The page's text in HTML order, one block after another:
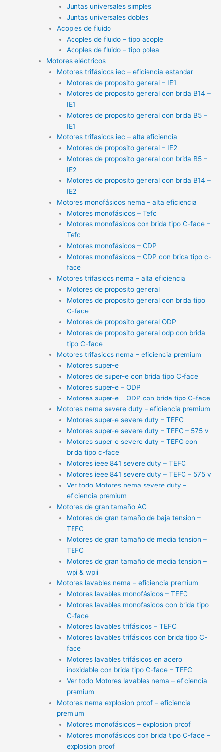
Juntas universales simples
Juntas universales dobles
Acoples de fluido
Acoples de fluido – tipo acople
Acoples de fluido – tipo polea
Motores eléctricos
Motores trifásicos iec – eficiencia estandar
Motores de proposito general – IE1
Motores de proposito general con brida B14 –
IE1
Motores de proposito general con brida B5 –
IE1
Motores trifasicos iec – alta eficiencia
Motores de proposito general – IE2
Motores de proposito general con brida B5 –
IE2
Motores de proposito general con brida B14 –
IE2
Motores monofásicos nema – alta eficiencia
Motores monofásicos – Tefc
Motores monofásicos con brida tipo C-face –
Tefc
Motores monofásicos – ODP
Motores monofásicos – ODP con brida tipo c-
face
Motores trifasicos nema – alta eficiencia
Motores de proposito general
Motores de proposito general con brida tipo
C-face
Motores de proposito general ODP
Motores de proposito general odp con brida
tipo C-face
Motores trifasicos nema – eficiencia premium
Motores super-e
Motores de super-e con brida tipo C-face
Motores super-e – ODP
Motores super-e – ODP con brida tipo C-face
Motores nema severe duty – eficiencia premium
Motores super-e severe duty – TEFC
Motores super-e severe duty – TEFC – 575 v
Motores super-e severe duty – TEFC con
brida tipo c-face
Motores ieee 841 severe duty – TEFC
Motores ieee 841 severe duty – TEFC – 575 v
Ver todo Motores nema severe duty –
eficiencia premium
Motores de gran tamaño AC
Motores de gran tamaño de baja tension –
TEFC
Motores de gran tamaño de media tension –
TEFC
Motores de gran tamaño de media tension –
wpi & wpii
Motores lavables nema – eficiencia premium
Motores lavables monofásicos – TEFC
Motores lavables monofasicos con brida tipo
C-face
Motores lavables trifásicos – TEFC
Motores lavables trifásicos con brida tipo C-
face
Motores lavables trifásicos en acero
inoxidable con brida tipo C-face – TEFC
Ver todo Motores lavables nema – eficiencia
premium
Motores nema explosion proof – eficiencia
premium
Motores monofásicos – explosion proof
Motores monofásicos con brida tipo C-face –
explosion proof